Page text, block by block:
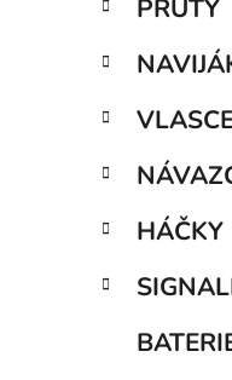
r
n
n
í
p
n
l
o
i
PRUTY
HÁČKY